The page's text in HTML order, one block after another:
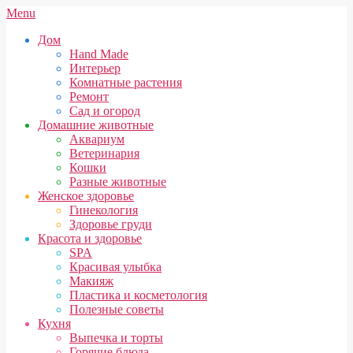
Skip
content
Secondary
Menu
Menu
Дом
Hand Made
Интерьер
Комнатные растения
Ремонт
Сад и огород
Домашние животные
Аквариум
Ветеринария
Кошки
Разные животные
Женское здоровье
Гинекология
Здоровье груди
Красота и здоровье
SPA
Красивая улыбка
Макияж
Пластика и косметология
Полезные советы
Кухня
Выпечка и торты